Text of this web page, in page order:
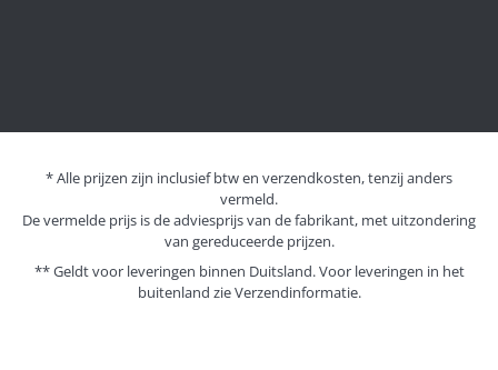
* Alle prijzen zijn inclusief btw en verzendkosten, tenzij anders
vermeld.
De vermelde prijs is de adviesprijs van de fabrikant, met uitzondering
van gereduceerde prijzen.
** Geldt voor leveringen binnen Duitsland. Voor leveringen in het
buitenland zieVerzendinformatie.